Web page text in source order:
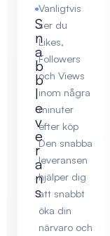
S
n
a
b
b
l
e
v
e
r
a
n
s
Vanligtvis
ser du
Likes,
Followers
och Views
inom några
minuter
efter köp
Den snabba
leveransen
hjälper dig
att snabbt
öka din
närvaro och